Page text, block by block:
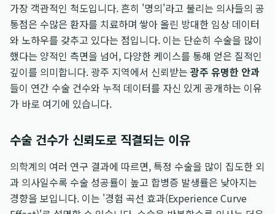
가장 객관적인 척도입니다. 흔히 '명의'라고 불리는 의사들의 공
통점은 수많은 환자를 치료하며 쌓아 올린 방대한 임상 데이터
와 노하우를 갖추고 있다는 점입니다. 이는 단순히 수술을 많이
했다는 양적인 측면을 넘어, 다양한 케이스를 통해 얻은 질적인
깊이를 의미합니다. 광주 지역에서 신뢰받는광주 유명한 안과
들이 연간 수술 건수와 누적 데이터를 자신 있게 공개하는 이유
가 바로 여기에 있습니다.
수술 건수가 신뢰도로 직결되는 이유
의학계의 여러 연구 결과에 따르면, 특정 수술을 많이 집도한 외
과 의사일수록 수술 성공률이 높고 합병증 발생률은 낮아지는
경향을 보입니다. 이는 '경험 곡선 효과(Experience Curve